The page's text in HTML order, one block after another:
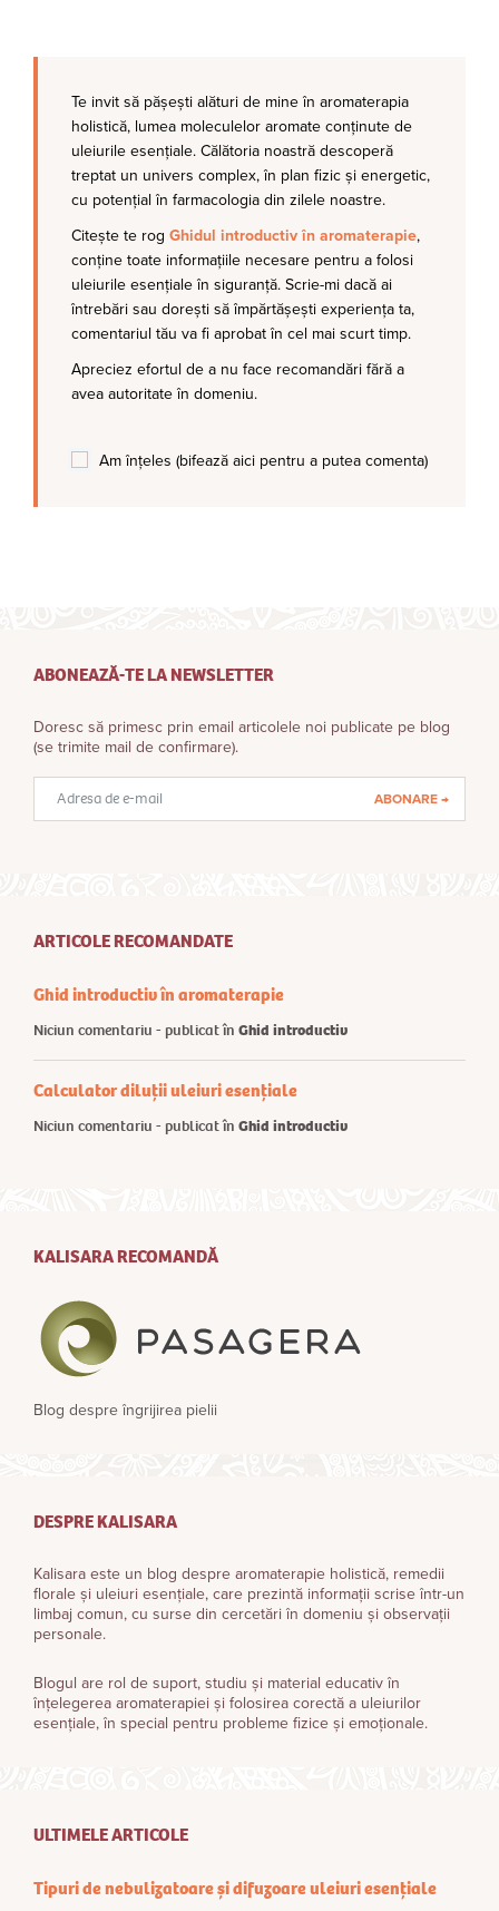
Te invit să pășești alături de mine în aromaterapia
holistică, lumea moleculelor aromate conținute de
uleiurile esențiale. Călătoria noastră descoperă
treptat un univers complex, în plan fizic și energetic,
cu potențial în farmacologia din zilele noastre.
Citește te rog Ghidul introductiv în aromaterapie,
conține toate informațiile necesare pentru a folosi
uleiurile esențiale în siguranță. Scrie-mi dacă ai
întrebări sau dorești să împărtășești experiența ta,
comentariul tău va fi aprobat în cel mai scurt timp.
Apreciez efortul de a nu face recomandări fără a
avea autoritate în domeniu.
Am înțeles (bifează aici pentru a putea comenta)
ABONEAZĂ-TE LA NEWSLETTER
Doresc să primesc prin email articolele noi publicate pe blog
(se trimite mail de confirmare).
email
ARTICOLE RECOMANDATE
Ghid introductiv în aromaterapie
Niciun comentariu - publicat în Ghid introductiv
Calculator diluții uleiuri esențiale
Niciun comentariu - publicat în Ghid introductiv
KALISARA RECOMANDĂ
Blog despre îngrijirea pielii
DESPRE KALISARA
Kalisara este un blog despre aromaterapie holistică, remedii
florale și uleiuri esențiale, care prezintă informații scrise într-un
limbaj comun, cu surse din cercetări în domeniu și observații
personale.
Blogul are rol de suport, studiu și material educativ în
înțelegerea aromaterapiei și folosirea corectă a uleiurilor
esențiale, în special pentru probleme fizice și emoționale.
ULTIMELE ARTICOLE
Tipuri de nebulizatoare și difuzoare uleiuri esențiale